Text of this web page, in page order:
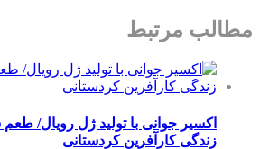
مطالب مرتبط
اکسیر جوانی با تولید ژل رویال/
زندگی کارآفرین کردستانی